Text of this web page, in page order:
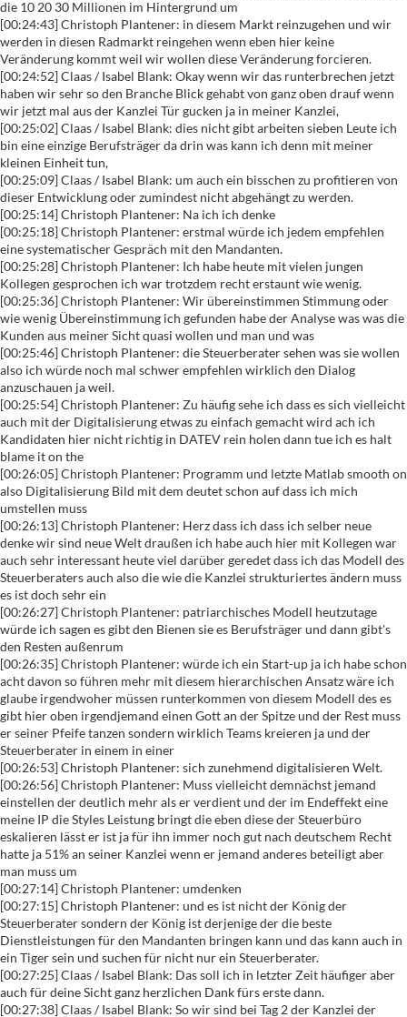
die 10 20 30 Millionen im Hintergrund um
[00:24:43] Christoph Plantener: in diesem Markt reinzugehen und wir
werden in diesen Radmarkt reingehen wenn eben hier keine
Veränderung kommt weil wir wollen diese Veränderung forcieren.
[00:24:52] Claas / Isabel Blank: Okay wenn wir das runterbrechen jetzt
haben wir sehr so den Branche Blick gehabt von ganz oben drauf wenn
wir jetzt mal aus der Kanzlei Tür gucken ja in meiner Kanzlei,
[00:25:02] Claas / Isabel Blank: dies nicht gibt arbeiten sieben Leute ich
bin eine einzige Berufsträger da drin was kann ich denn mit meiner
kleinen Einheit tun,
[00:25:09] Claas / Isabel Blank: um auch ein bisschen zu profitieren von
dieser Entwicklung oder zumindest nicht abgehängt zu werden.
[00:25:14] Christoph Plantener: Na ich ich denke
[00:25:18] Christoph Plantener: erstmal würde ich jedem empfehlen
eine systematischer Gespräch mit den Mandanten.
[00:25:28] Christoph Plantener: Ich habe heute mit vielen jungen
Kollegen gesprochen ich war trotzdem recht erstaunt wie wenig.
[00:25:36] Christoph Plantener: Wir übereinstimmen Stimmung oder
wie wenig Übereinstimmung ich gefunden habe der Analyse was was die
Kunden aus meiner Sicht quasi wollen und man und was
[00:25:46] Christoph Plantener: die Steuerberater sehen was sie wollen
also ich würde noch mal schwer empfehlen wirklich den Dialog
anzuschauen ja weil.
[00:25:54] Christoph Plantener: Zu häufig sehe ich dass es sich vielleicht
auch mit der Digitalisierung etwas zu einfach gemacht wird ach ich
Kandidaten hier nicht richtig in DATEV rein holen dann tue ich es halt
blame it on the
[00:26:05] Christoph Plantener: Programm und letzte Matlab smooth on
also Digitalisierung Bild mit dem deutet schon auf dass ich mich
umstellen muss
[00:26:13] Christoph Plantener: Herz dass ich dass ich selber neue
denke wir sind neue Welt draußen ich habe auch hier mit Kollegen war
auch sehr interessant heute viel darüber geredet dass ich das Modell des
Steuerberaters auch also die wie die Kanzlei strukturiertes ändern muss
es ist doch sehr ein
[00:26:27] Christoph Plantener: patriarchisches Modell heutzutage
würde ich sagen es gibt den Bienen sie es Berufsträger und dann gibt's
den Resten außenrum
[00:26:35] Christoph Plantener: würde ich ein Start-up ja ich habe schon
acht davon so führen mehr mit diesem hierarchischen Ansatz wäre ich
glaube irgendwoher müssen runterkommen von diesem Modell des es
gibt hier oben irgendjemand einen Gott an der Spitze und der Rest muss
er seiner Pfeife tanzen sondern wirklich Teams kreieren ja und der
Steuerberater in einem in einer
[00:26:53] Christoph Plantener: sich zunehmend digitalisieren Welt.
[00:26:56] Christoph Plantener: Muss vielleicht demnächst jemand
einstellen der deutlich mehr als er verdient und der im Endeffekt eine
meine IP die Styles Leistung bringt die eben diese der Steuerbüro
eskalieren lässt er ist ja für ihn immer noch gut nach deutschem Recht
hatte ja 51% an seiner Kanzlei wenn er jemand anderes beteiligt aber
man muss um
[00:27:14] Christoph Plantener: umdenken
[00:27:15] Christoph Plantener: und es ist nicht der König der
Steuerberater sondern der König ist derjenige der die beste
Dienstleistungen für den Mandanten bringen kann und das kann auch in
ein Tiger sein und suchen für nicht nur ein Steuerberater.
[00:27:25] Claas / Isabel Blank: Das soll ich in letzter Zeit häufiger aber
auch für deine Sicht ganz herzlichen Dank fürs erste dann.
[00:27:38] Claas / Isabel Blank: So wir sind bei Tag 2 der Kanzlei der